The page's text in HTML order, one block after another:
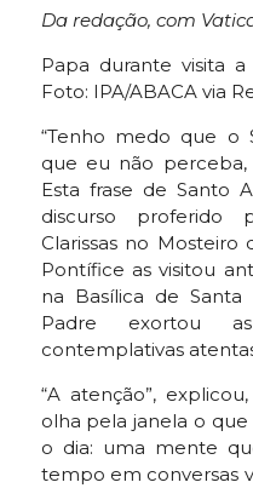
Da redação, com
Papa durante visita a
Foto: IPA/ABACA via
“Tenho medo que o
que eu não perceba,
Esta frase de Santo
discurso proferido
Clarissas no Mosteiro
Pontífice as visitou
na Basílica de Santa
Padre exortou
contemplativas
“A atenção”,
olha pela janela o
o dia: uma mente
tempo em conversas